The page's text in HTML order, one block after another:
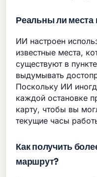
Реальны ли места
ИИ настроен
известные места,
существуют в
выдумывать
Поскольку ИИ
каждой остановке
карту, чтобы вы
текущие часы
Как получить
маршрут?